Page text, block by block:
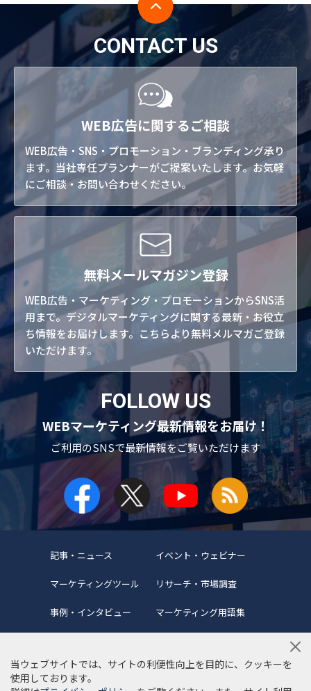
CONTACT US
WEB広告に関するご相談
WEB広告・SNS・プロモーション・ブランディング承り
ます。当社専任プランナーがご提案いたします。お気軽
にご相談・お問い合わせください。
無料メールマガジン登録
WEB広告・マーケティング・プロモーションからSNS活
用まで。デジタルマーケティングに関する最新・お役立
ち情報をお届けします。こちらより無料メルマガご登録
いただけます。
FOLLOW US
WEBマーケティング最新情報をお届け！
ご利用のSNSで最新情報をご覧いただけます
記事・ニュース イベント・ウェビナー
マーケティングツール リサーチ・市場調査
事例・インタビュー マーケティング用語集
当ウェブサイトでは、サイトの利便性向上を目的に、クッキーを
使用しております。